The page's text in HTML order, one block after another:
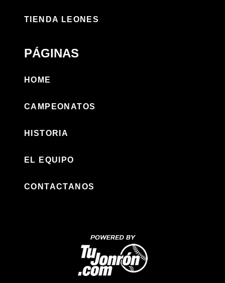
TIENDA LEONES
PÁGINAS
HOME
CAMPEONATOS
HISTORIA
EL EQUIPO
CONTACTANOS